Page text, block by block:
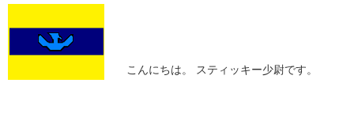
こんにちは。 スティッキー少尉です。